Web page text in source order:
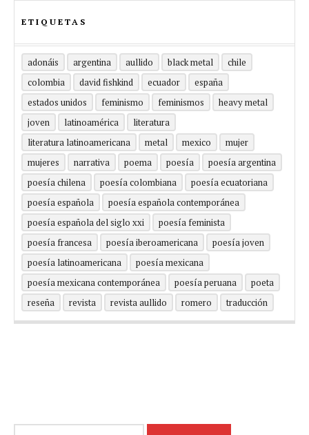
ETIQUETAS
adonáis argentina aullido black metal
chile
colombia
david fishkind ecuador
españa
estados unidos
feminismo feminismos
heavy metal
joven
latinoamérica
literatura
literatura latinoamericana
metal mexico
mujer
mujeres
narrativa poema poesía
poesía argentina
poesía chilena
poesía colombiana
poesía ecuatoriana
poesía española
poesía española contemporánea
poesía española del siglo xxi
poesía feminista
poesía francesa
poesía iberoamericana
poesía joven
poesía latinoamericana
poesía mexicana
poesía mexicana contemporánea
poesía peruana
poeta
reseña
revista revista aullido romero traducción